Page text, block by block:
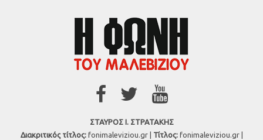
ΣΤΑΥΡΟΣ Ι. ΣΤΡΑΤΑΚΗΣ
Διακριτικός τίτλος:fonimaleviziou.gr | Τίτλος:fonimaleviziou.gr |